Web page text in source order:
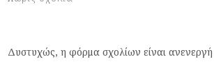
Δυστυχώς, η φόρμα σχολίων είναι ανενεργή